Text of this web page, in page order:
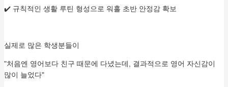
✔️ 규칙적인 생활 루틴 형성으로 워홀 초반 안정감 확보
실제로 많은 학생분들이
"처음엔 영어보다 친구 때문에 다녔는데, 결과적으로 영어 자신감이
많이 늘었다"